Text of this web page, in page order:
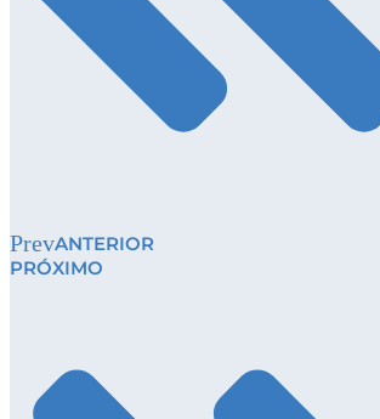
PrevANTERIOR
PRÓXIMO